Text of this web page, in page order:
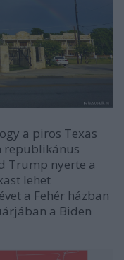
a piros Texas
republikánus
Trump nyerte a
lehet
a Fehér házban
a Biden